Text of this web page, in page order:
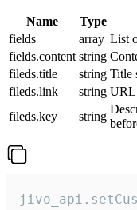
Name Type
fields
array List
fields.content string
fileds.title
string Title
fileds.link
string URL
fileds.key
string